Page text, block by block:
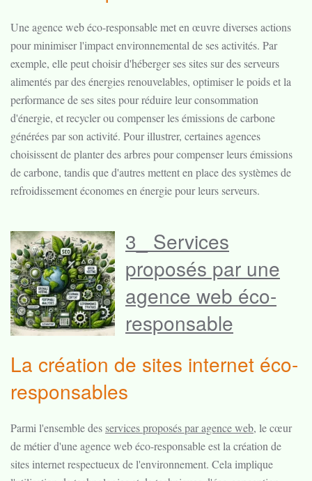
Une agence web éco-responsable met en œuvre diverses actions
pour minimiser l'impact environnemental de ses activités. Par
exemple, elle peut choisir d'héberger ses sites sur des serveurs
alimentés par des énergies renouvelables, optimiser le poids et la
performance de ses sites pour réduire leur consommation
d'énergie, et recycler ou compenser les émissions de carbone
générées par son activité. Pour illustrer, certaines agences
choisissent de planter des arbres pour compenser leurs émissions
de carbone, tandis que d'autres mettent en place des systèmes de
refroidissement économes en énergie pour leurs serveurs.
3_ Services
proposés par une
agence web éco-
responsable
La création de sites internet éco-
responsables
Parmi l'ensemble desservices proposés par agence web, le cœur
de métier d'une agence web éco-responsable est la création de
sites internet respectueux de l'environnement. Cela implique